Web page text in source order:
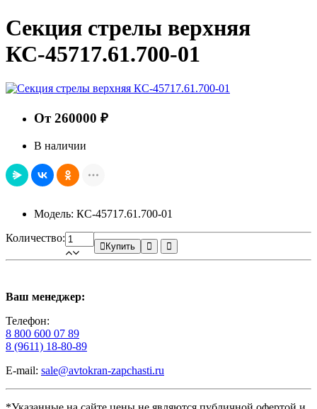
Секция стрелы верхняя
КС-45717.61.700-01
От 260000 ₽
В наличии
Модель: КС-45717.61.700-01
Количество:
Купить
Ваш менеджер:
Телефон:
8 800 600 07 89
8 (9611) 18-80-89
E-mail: sale@avtokran-zapchasti.ru